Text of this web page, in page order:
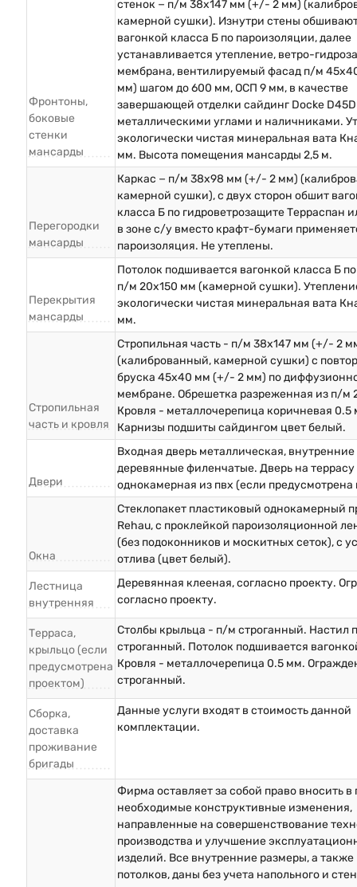
Фронтоны,
боковые
стенки
мансарды
стенок − п/м 38х147 мм (+/- 2 мм)
камерной сушки). Изнутри стены
вагонкой класса Б по пароизоляции, далее
устанавливается утепление, ветро-
мембрана, вентилируемый фасад п/м
мм) шагом до 600 мм, ОСП 9 мм, в качестве
завершающей отделки сайдинг Docke
металлическими углами и наличниками.
экологически чистая минеральная вата
мм. Высота помещения мансарды 2,5 м.
Перегородки
мансарды
Каркас − п/м 38х98 мм (+/- 2 мм)
камерной сушки), с двух сторон обшит
класса Б по гидроветрозащите Терраспан
в зоне с/у вместо крафт-бумаги
пароизоляция. Не утеплены.
Перекрытия
мансарды
Потолок подшивается вагонкой класса Б
п/м 20х150 мм (камерной сушки).
экологически чистая минеральная вата
мм.
Стропильная
часть и кровля
Стропильная часть - п/м 38х147 мм (+/- 2
(калиброванный, камерной сушки) с
бруска 45х40 мм (+/- 2 мм) по
мембране. Обрешетка разреженная из п/м
Кровля - металлочерепица коричневая 0.5
Карнизы подшиты сайдингом цвет белый.
Двери
Входная дверь металлическая, внутренние
деревянные филенчатые. Дверь на
однокамерная из пвх (если предусмотрена
Окна
Стеклопакет пластиковый однокамерный
Rehau, с проклейкой пароизоляционной
(без подоконников и москитных сеток), с
отлива (цвет белый).
Лестница
внутренняя
Деревянная клееная, согласно проекту.
согласно проекту.
Терраса,
крыльцо (если
предусмотрена
проектом)
Столбы крыльца - п/м строганный. Настил
строганный. Потолок подшивается
Кровля - металлочерепица 0.5 мм.
строганный.
Сборка,
доставка
проживание
бригады
Данные услуги входят в стоимость данной
комплектации.
Фирма оставляет за собой право вносить в
необходимые конструктивные изменения,
направленные на совершенствование
производства и улучшение
изделий. Все внутренние размеры, а также
потолков, даны без учета напольного и